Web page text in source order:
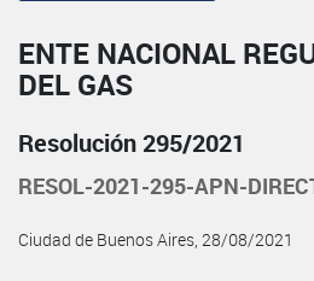
ENTE NACIONAL
DEL GAS
Resolución 295/2021
RESOL-2021-295-APN-
Ciudad de Buenos Aires, 28/08/2021